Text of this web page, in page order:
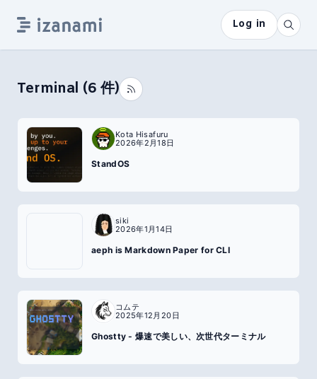
Log in
Terminal (6 件)
Kota Hisafuru
2026年2月18日
StandOS
siki
2026年1月14日
aeph is Markdown Paper for CLI
コムテ
2025年12月20日
Ghostty - 爆速で美しい、次世代ターミナル